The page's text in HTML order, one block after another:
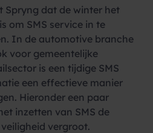
Spryng dat de winter het
om SMS service in te
In de automotive branche
voor gemeentelijke
is een tijdige SMS
een effectieve manier
Hieronder een paar
inzetten van SMS de
vergroot.